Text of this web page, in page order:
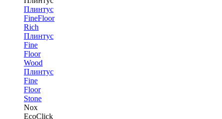
Плинтус
FineFloor
Rich
Плинтус
Fine
Floor
Wood
Плинтус
Fine
Floor
Stone
Nox
EcoClick